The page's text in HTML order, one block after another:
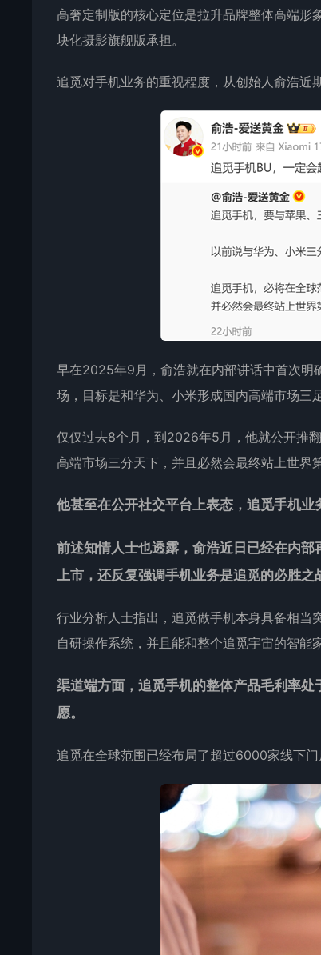
高奢定制版的核心定位是拉升品牌整体高端形
块化摄影旗舰版承担。
追觅对手机业务的重视程度，从创始人俞浩近
早在2025年9月，俞浩就在内部讲话中首次
场，目标是和华为、小米形成国内高端市场三
仅仅过去8个月，到2026年5月，他就公开推
高端市场三分天下，并且必然会最终站上世界
他甚至在公开社交平台上表态，追觅手机业
前述知情人士也透露，俞浩近日已经在内
上市，还反复强调手机业务是追觅的必胜之
行业分析人士指出，追觅做手机本身具备相当
自研操作系统，并且能和整个追觅宇宙的智能
渠道端方面，追觅手机的整体产品毛利率
愿。
追觅在全球范围已经布局了超过6000家线下